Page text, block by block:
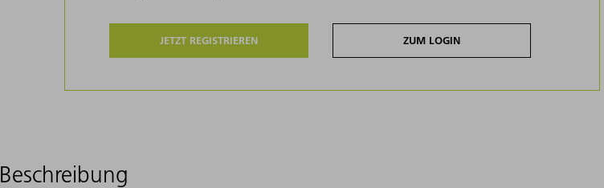
JETZT REGISTRIEREN ZUM LOGIN
Beschreibung